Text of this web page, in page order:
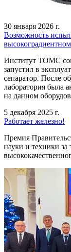
30 января 2026 г.
Возможность
Институт ТОМС
запустил в
сепаратор. После
лаборатория была
на данном
5 декабря 2025 г.
Работает железно!
Премия
науки и техники за